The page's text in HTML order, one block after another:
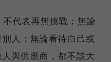
不代表再無挑戰；無論
人；無論看待自己或
與供應商，都不該大